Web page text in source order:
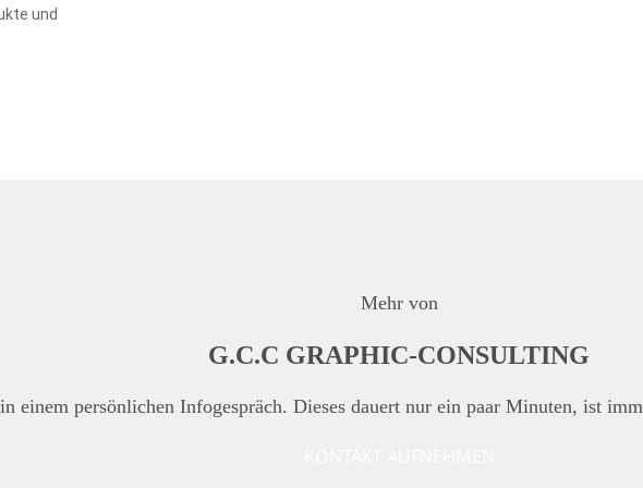
und
Mehr von
G.C.C GRAPHIC-CONSULTING
einem persönlichen Infogespräch. Dieses dauert nur ein paar Minuten, ist